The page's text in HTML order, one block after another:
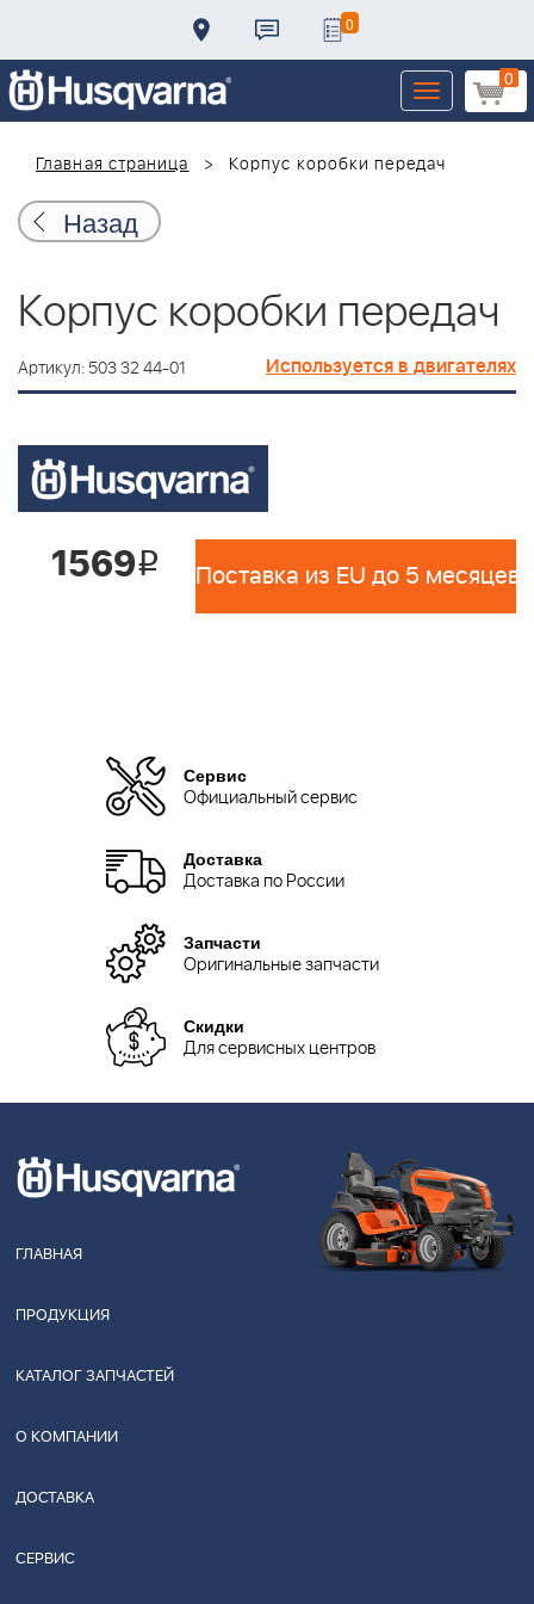
0
0
Toggle
navigation
Главная страница
Корпус коробки передач
Назад
Корпус коробки передач
Артикул: 503 32 44-01 Используется в двигателях
1569i Поставка из EU до 5 месяцев
Сервис
Официальный сервис
Доставка
Доставка по России
Запчасти
Оригинальные запчасти
Скидки
Для сервисных центров
ГЛАВНАЯ
ПРОДУКЦИЯ
КАТАЛОГ ЗАПЧАСТЕЙ
О КОМПАНИИ
ДОСТАВКА
СЕРВИС